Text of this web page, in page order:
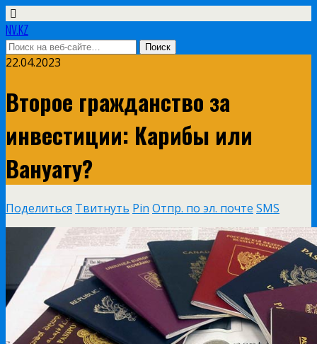
NV.KZ
22.04.2023
Второе гражданство за
инвестиции: Карибы или
Вануату?
Поделиться Твитнуть Pin Отпр. по эл. почте SMS